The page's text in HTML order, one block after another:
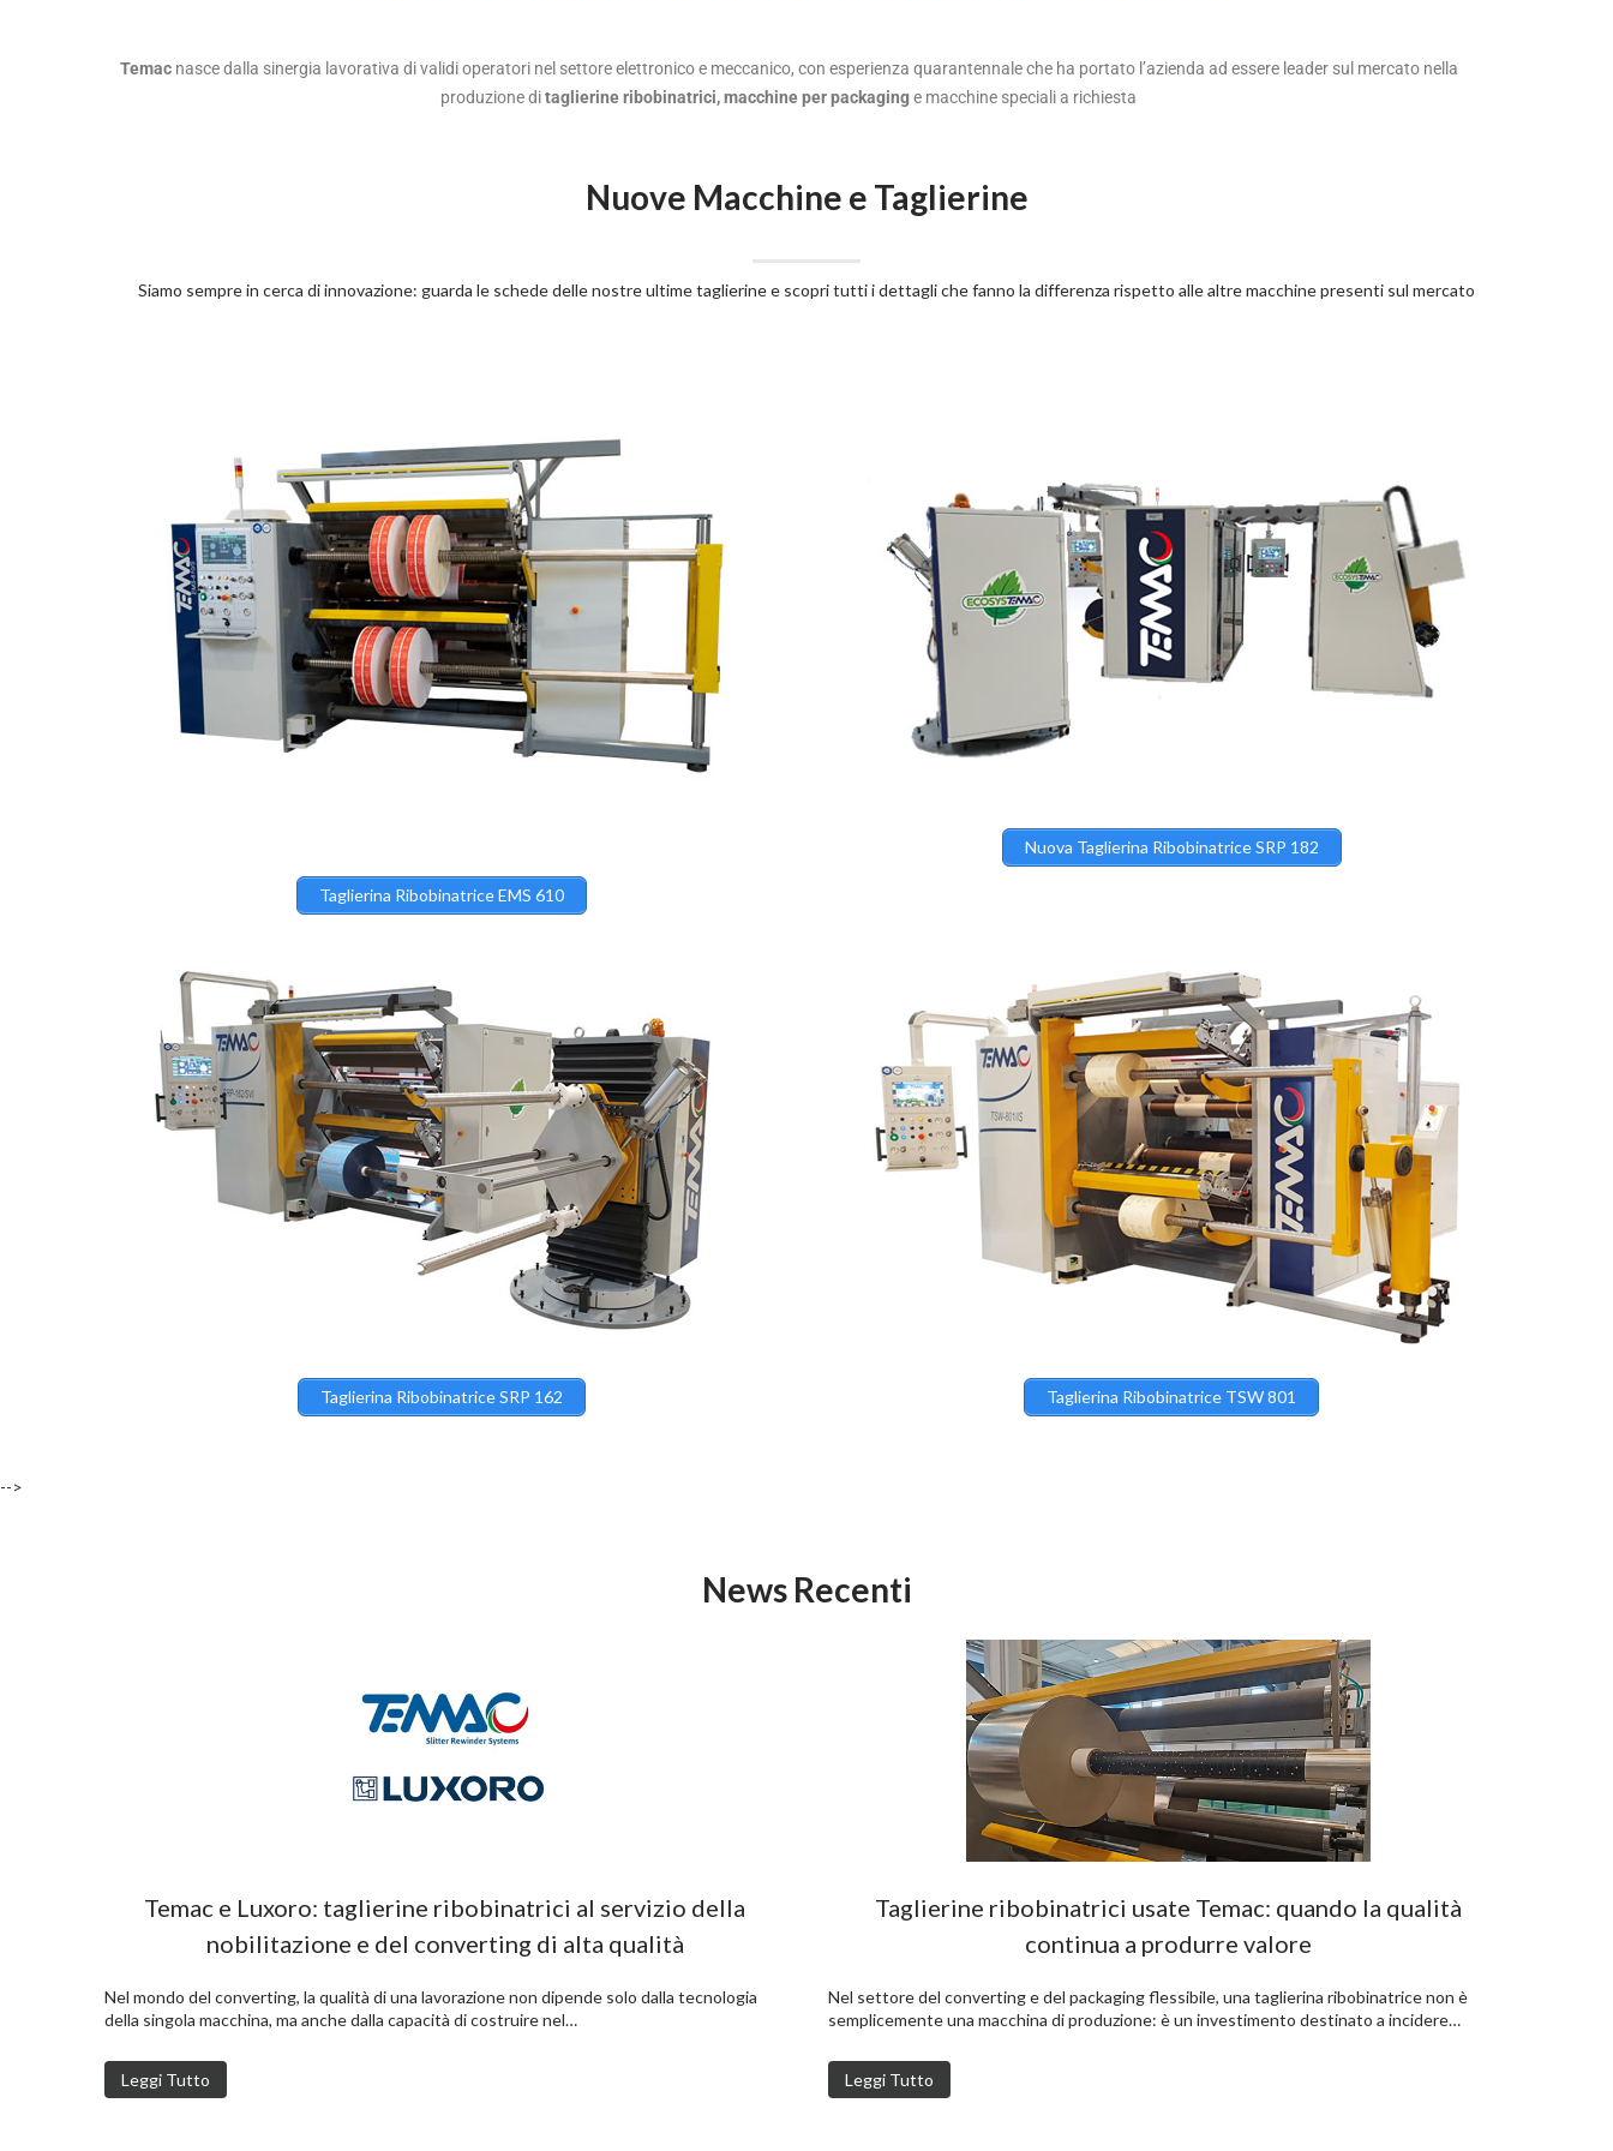
Temacnasce dalla sinergia lavorativa di validi operatori nel settore elettronico e meccanico, con esperienza quarantennale che ha portato l’azienda ad essere leader sul mercato nella
produzione ditaglierine ribobinatrici, macchine per packaginge macchine speciali a richiesta
Nuove Macchine e Taglierine
Siamo sempre in cerca di innovazione: guarda le schede delle nostre ultime taglierine e scopri tutti i dettagli che fanno la differenza rispetto alle altre macchine presenti sul mercato
Taglierina Ribobinatrice EMS 610
Nuova Taglierina Ribobinatrice SRP 182
Taglierina Ribobinatrice SRP 162 Taglierina Ribobinatrice TSW 801
-->
News Recenti
Temac e Luxoro: taglierine ribobinatrici al servizio della
nobilitazione e del converting di alta qualità
Nel mondo del converting, la qualità di una lavorazione non dipende solo dalla tecnologia
della singola macchina, ma anche dalla capacità di costruire nel…
Leggi Tutto
Taglierine ribobinatrici usate Temac: quando la qualità
continua a produrre valore
Nel settore del converting e del packaging flessibile, una taglierina ribobinatrice non è
semplicemente una macchina di produzione: è un investimento destinato a incidere…
Leggi Tutto